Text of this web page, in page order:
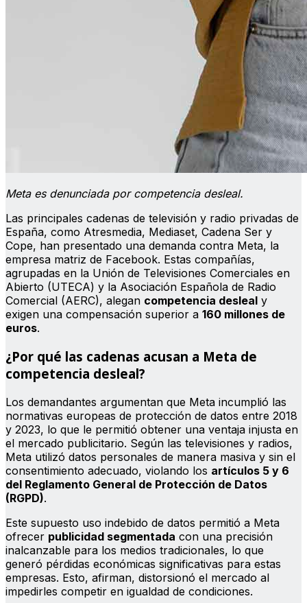
Meta es denunciada por competencia desleal.
Las principales cadenas de televisión y radio privadas de
España, como Atresmedia, Mediaset, Cadena Ser y
Cope, han presentado una demanda contra Meta, la
empresa matriz de Facebook. Estas compañías,
agrupadas en la Unión de Televisiones Comerciales en
Abierto (UTECA) y la Asociación Española de Radio
Comercial (AERC), alegan competencia desleal y
exigen una compensación superior a 160 millones de
euros.
¿Por qué las cadenas acusan a Meta de
competencia desleal?
Los demandantes argumentan que Meta incumplió las
normativas europeas de protección de datos entre 2018
y 2023, lo que le permitió obtener una ventaja injusta en
el mercado publicitario. Según las televisiones y radios,
Meta utilizó datos personales de manera masiva y sin el
consentimiento adecuado, violando los artículos 5 y 6
del Reglamento General de Protección de Datos
(RGPD).
Este supuesto uso indebido de datos permitió a Meta
ofrecer publicidad segmentada con una precisión
inalcanzable para los medios tradicionales, lo que
generó pérdidas económicas significativas para estas
empresas. Esto, afirman, distorsionó el mercado al
impedirles competir en igualdad de condiciones.